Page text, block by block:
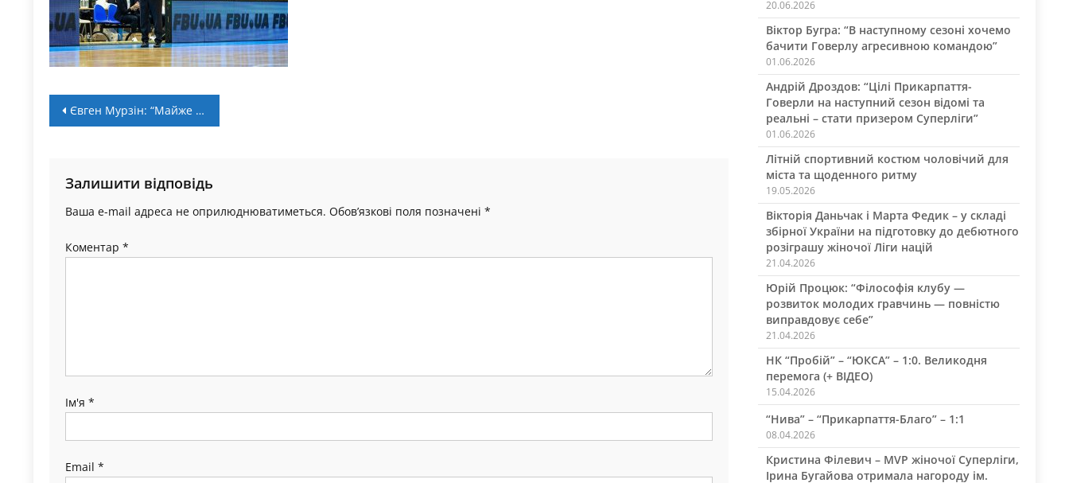
Навігація
Євген Мурзін: “Майже всі, на кого ми могли розраховувати, приїдуть до збірної”
Залишити відповідь
Ваша e-mail адреса не оприлюднюватиметься. Обов’язкові поля позначені *
Коментар *
Ім'я *
Email *
20.06.2026
Віктор Бугра: “В наступному сезоні хочемо
бачити Говерлу агресивною командою”
01.06.2026
Андрій Дроздов: “Цілі Прикарпаття-
Говерли на наступний сезон відомі та
реальні – стати призером Суперліги”
01.06.2026
Літній спортивний костюм чоловічий для
міста та щоденного ритму
19.05.2026
Вікторія Даньчак і Марта Федик – у складі
збірної України на підготовку до дебютного
розіграшу жіночої Ліги націй
21.04.2026
Юрій Процюк: “Філософія клубу —
розвиток молодих гравчинь — повністю
виправдовує себе”
21.04.2026
НК “Пробій” – “ЮКСА” – 1:0. Великодня
перемога (+ ВІДЕО)
15.04.2026
“Нива” – “Прикарпаття-Благо” – 1:1
08.04.2026
Кристина Філевич – MVP жіночої Суперліги,
Ірина Бугайова отримала нагороду ім.